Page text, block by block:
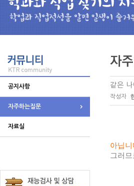
공지사항
자주하는질문
자료실
같은
작성자
아닙
그러